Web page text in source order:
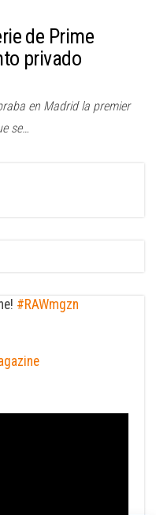
de Prime
privado
en Madrid la premier
se…
#RAWmgzn